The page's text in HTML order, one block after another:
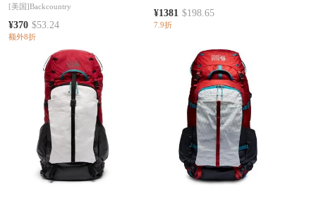
[美国]Backcountry
¥370 $53.24
额外8折
¥1381 $198.65
7.9折